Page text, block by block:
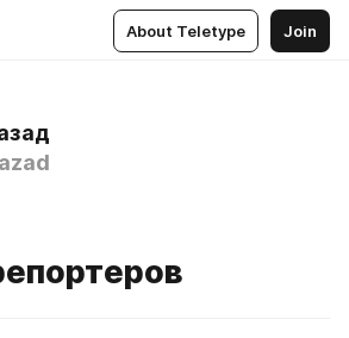
About Teletype Join